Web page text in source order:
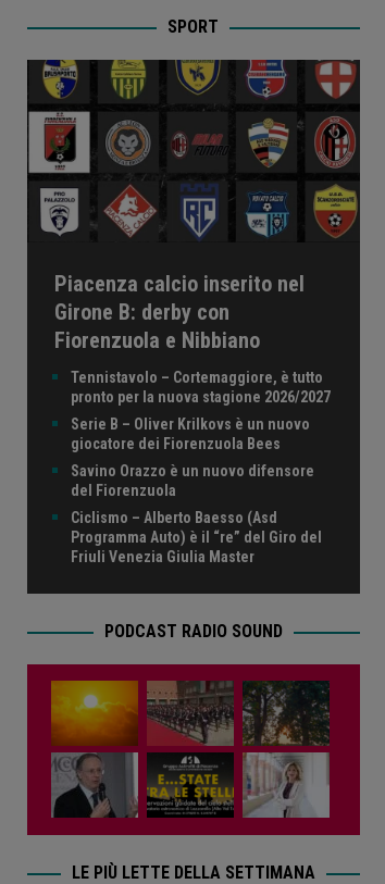
SPORT
Piacenza calcio inserito nel
Girone B: derby con
Fiorenzuola e Nibbiano
Tennistavolo – Cortemaggiore, è tutto
pronto per la nuova stagione 2026/2027
Serie B – Oliver Krilkovs è un nuovo
giocatore dei Fiorenzuola Bees
Savino Orazzo è un nuovo difensore
del Fiorenzuola
Ciclismo – Alberto Baesso (Asd
Programma Auto) è il “re” del Giro del
Friuli Venezia Giulia Master
PODCAST RADIO SOUND
LE PIÙ LETTE DELLA SETTIMANA